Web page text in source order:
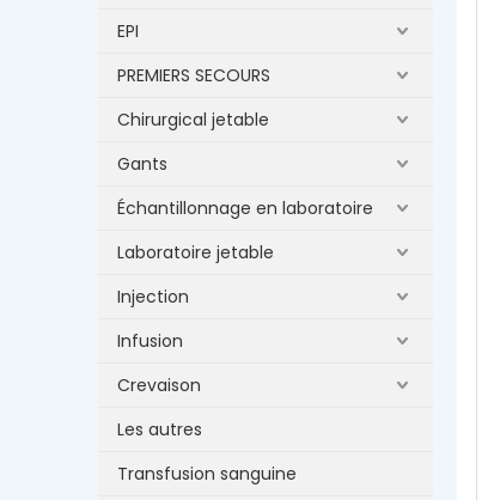
EPI
PREMIERS SECOURS
Chirurgical jetable
Gants
Échantillonnage en laboratoire
Laboratoire jetable
Injection
Infusion
Crevaison
Les autres
Transfusion sanguine